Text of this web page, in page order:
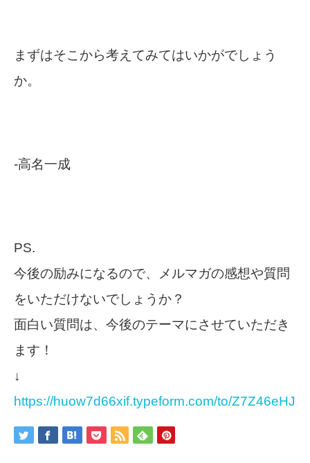
まずはそこから考えてみてはいかがでしょう
か。
-高名一成
PS.
今後の励みになるので、メルマガの感想や質問
をいただけないでしょうか？
面白い質問は、今後のテーマにさせていただき
ます！
↓
https://huow7d66xif.typeform.com/to/Z7Z46eHJ